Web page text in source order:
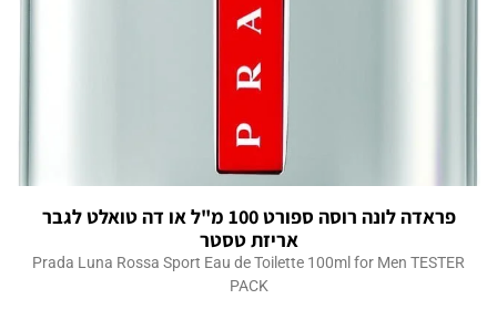
פראדה לונה רוסה ספורט 100 מ"ל או דה טואלט לגבר
אריזת טסטר
Prada Luna Rossa Sport Eau de Toilette 100ml for Men TESTER
PACK